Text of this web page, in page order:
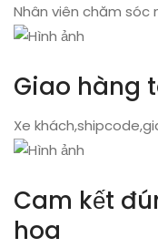
Nhân viên chăm sóc
Giao hàng
Xe
Cam kết
hoa